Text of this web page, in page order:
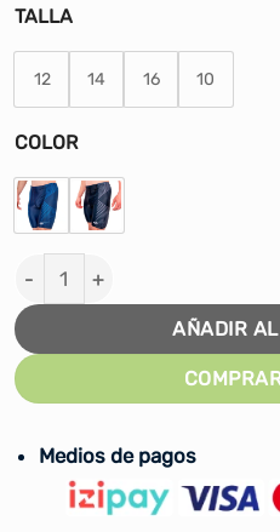
TALLA
12 14 16 10
COLOR
ROPA DE BAÑO JAMMER
AÑADIR
Medios de pagos